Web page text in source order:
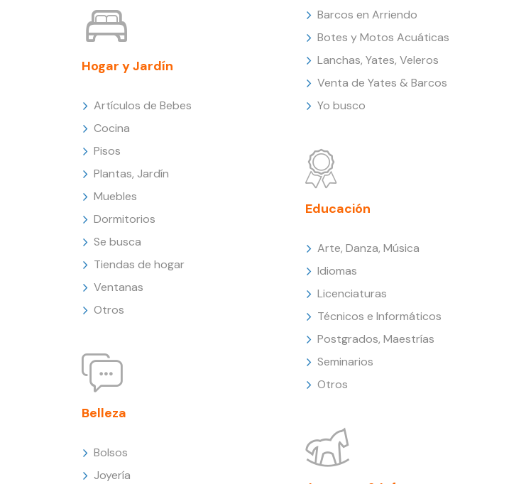
Hogar y Jardín
Artículos de Bebes
Cocina
Pisos
Plantas, Jardín
Muebles
Dormitorios
Se busca
Tiendas de hogar
Ventanas
Otros
Belleza
Bolsos
Joyería
Barcos en Arriendo
Botes y Motos Acuáticas
Lanchas, Yates, Veleros
Venta de Yates & Barcos
Yo busco
Educación
Arte, Danza, Música
Idiomas
Licenciaturas
Técnicos e Informáticos
Postgrados, Maestrías
Seminarios
Otros